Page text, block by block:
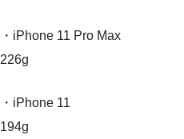
・iPhone 11 Pro Max
226g
・iPhone 11
194g